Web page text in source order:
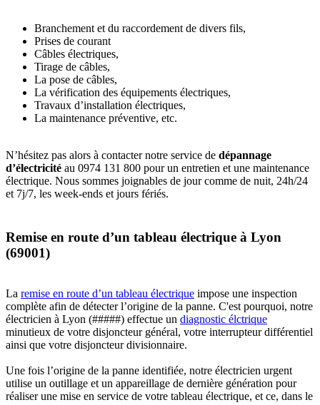
Branchement et du raccordement de divers fils,
Prises de courant
Câbles électriques,
Tirage de câbles,
La pose de câbles,
La vérification des équipements électriques,
Travaux d’installation électriques,
La maintenance préventive, etc.
N’hésitez pas alors à contacter notre service de dépannage
d’électricité au 0974 131 800 pour un entretien et une maintenance
électrique. Nous sommes joignables de jour comme de nuit, 24h/24
et 7j/7, les week-ends et jours fériés.
Remise en route d’un tableau électrique à Lyon
(69001)
La remise en route d’un tableau électrique impose une inspection
complète afin de détecter l’origine de la panne. C'est pourquoi, notre
électricien à Lyon (#####) effectue un diagnostic élctrique
minutieux de votre disjoncteur général, votre interrupteur différentiel
ainsi que votre disjoncteur divisionnaire.
Une fois l’origine de la panne identifiée, notre électricien urgent
utilise un outillage et un appareillage de dernière génération pour
réaliser une mise en service de votre tableau électrique, et ce, dans le